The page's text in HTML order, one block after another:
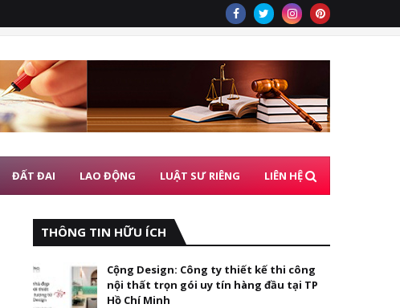
ĐẤT ĐAI LAO ĐỘNG LUẬT SƯ RIÊNG LIÊN HỆ
THÔNG TIN HỮU ÍCH
Cộng Design: Công ty thiết kế thi công
nội thất trọn gói uy tín hàng đầu tại TP
Hồ Chí Minh